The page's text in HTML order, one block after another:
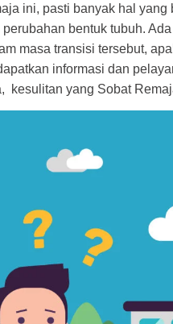
ini, pasti banyak hal
bentuk tubuh.
masa transisi tersebut,
informasi dan
kesulitan yang Sobat